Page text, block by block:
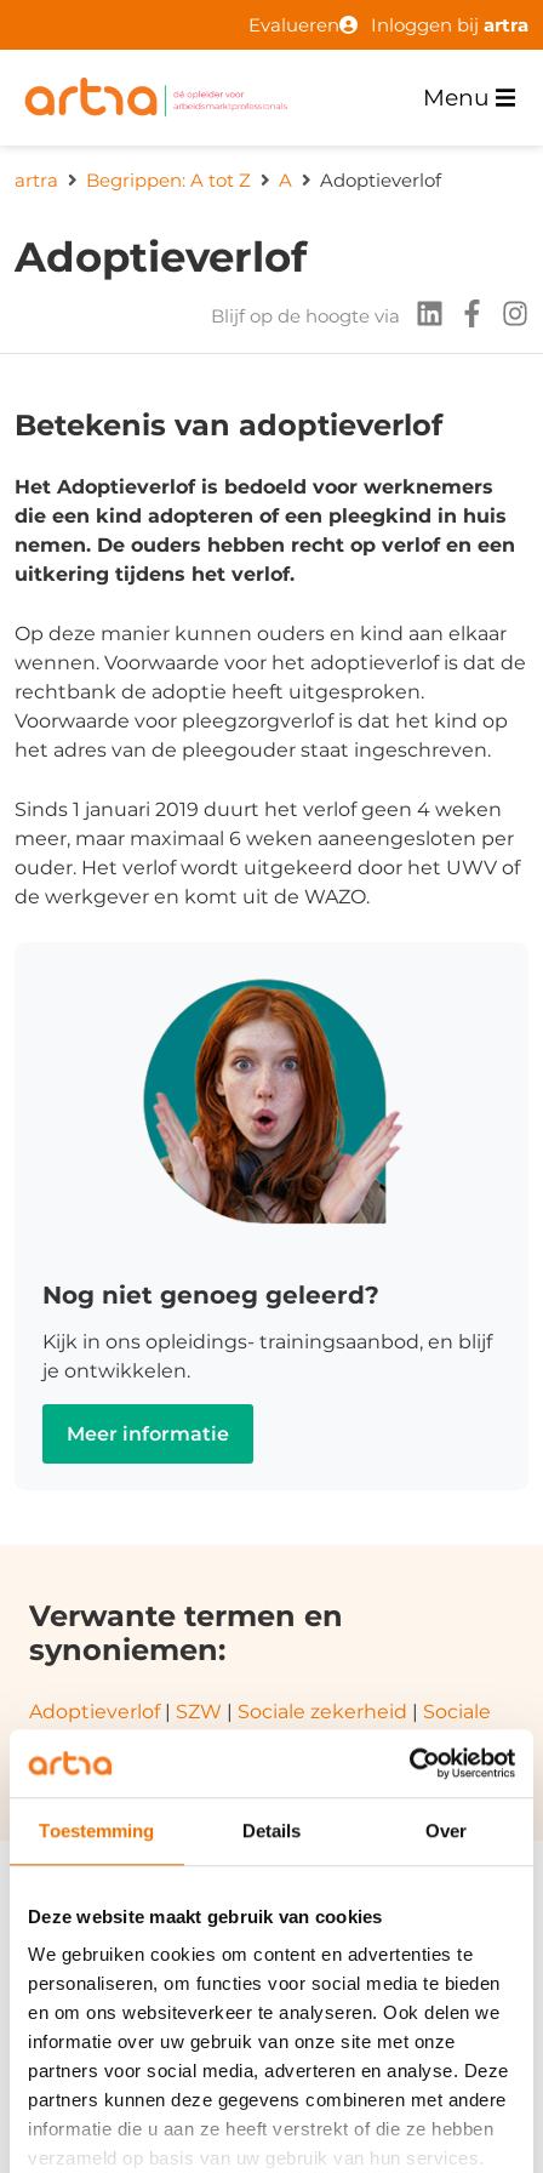
Toestemming Details Over
Deze website maakt gebruik van cookies
We gebruiken cookies om content en advertenties te
personaliseren, om functies voor social media te bieden
en om ons websiteverkeer te analyseren. Ook delen we
informatie over uw gebruik van onze site met onze
partners voor social media, adverteren en analyse. Deze
partners kunnen deze gegevens combineren met andere
informatie die u aan ze heeft verstrekt of die ze hebben
verzameld op basis van uw gebruik van hun services.
Evalueren Inloggen bij artra
Menu
artra Begrippen: A tot Z A Adoptieverlof
Adoptieverlof
Blijf op de hoogte via
Betekenis van adoptieverlof
Het Adoptieverlof is bedoeld voor werknemers
die een kind adopteren of een pleegkind in huis
nemen. De ouders hebben recht op verlof en een
uitkering tijdens het verlof.
Op deze manier kunnen ouders en kind aan elkaar
wennen. Voorwaarde voor het adoptieverlof is dat de
rechtbank de adoptie heeft uitgesproken.
Voorwaarde voor pleegzorgverlof is dat het kind op
het adres van de pleegouder staat ingeschreven.
Sinds 1 januari 2019 duurt het verlof geen 4 weken
meer, maar maximaal 6 weken aaneengesloten per
ouder. Het verlof wordt uitgekeerd door het UWV of
de werkgever en komt uit de WAZO.
Nog niet genoeg geleerd?
Kijk in ons opleidings- trainingsaanbod, en blijf
je ontwikkelen.
Meer informatie
Verwante termen en
synoniemen:
Adoptieverlof| SZW | Sociale zekerheid | Sociale
Disclaimer
Het onderstaande is van toepassing op de pagina’s van het kenniscentrum
(begrippen). Door deze pagina’s te raadplegen stem je in met deze
disclaimer. Deze website is een uitgave van artra. Wij stellen gegevens op
deze pagina’s alleen beschikbaar met als doel het verstrekken van informatie.
Ondanks de zorg waarmee de inhoud van deze pagina’s is samengesteld, is
het niet uitgesloten dat bepaalde informatie verouderd, onvolledig of
anderszins onjuist is. Daarom kunnen geen rechten worden ontleend aan de
verantwoordelijkheid en aansprakelijkheid voor enige schade, van welke aard